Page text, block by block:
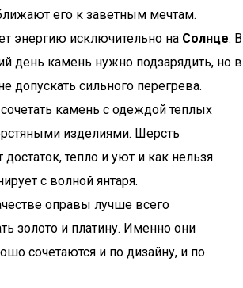
его к заветным мечтам.
энергию исключительно на Солнце. В
день камень нужно подзарядить, но в
допускать сильного перегрева.
камень с одеждой теплых
изделиями. Шерсть
достаток, тепло и уют и как нельзя
с волной янтаря.
оправы лучше всего
золото и платину. Именно они
сочетаются и по дизайну, и по